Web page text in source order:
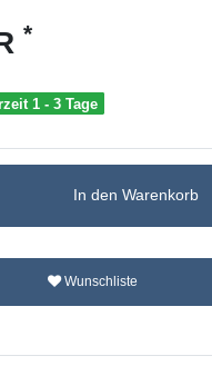
*
1 - 3 Tage
In den Warenkorb
Wunschliste